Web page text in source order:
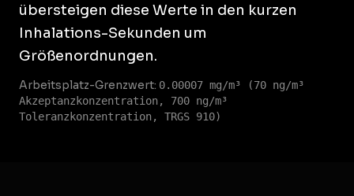
übersteigen diese Werte in den kurzen
Inhalations-Sekunden um
Größenordnungen.
Arbeitsplatz-Grenzwert: 0.00007 mg/m³ (70 ng/m³
Akzeptanzkonzentration, 700 ng/m³
Toleranzkonzentration, TRGS 910)